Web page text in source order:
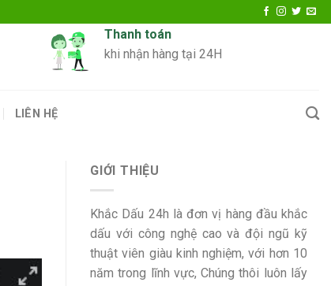
Thanh toán
khi nhận hàng tại 24H
LIÊN HỆ
GIỚI THIỆU
Khắc Dấu 24h là đơn vị hàng đầu khắc
dấu với công nghệ cao và đội ngũ kỹ
thuật viên giàu kinh nghiệm, với hơn 10
năm trong lĩnh vực, Chúng thôi luôn lấy